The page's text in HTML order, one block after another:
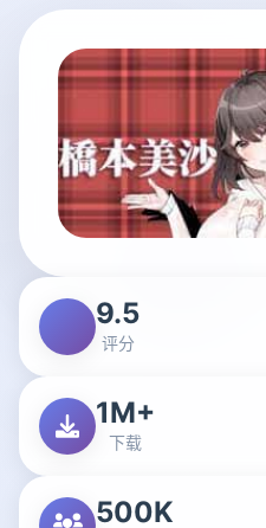
9.5
评分
1M+
下载
500K